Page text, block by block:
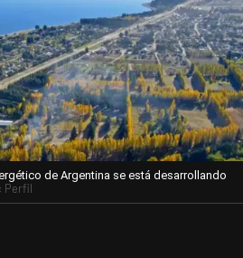
de Argentina se está desarrollando
Perfil